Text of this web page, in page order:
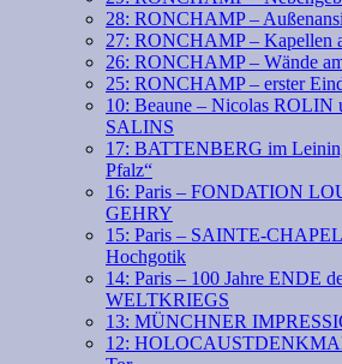
28: RONCHAMP –
27: RONCHAMP – Kapellen
26: RONCHAMP – Wände
25: RONCHAMP – erster
10: Beaune – Nicolas ROLIN
SALINS
17: BATTENBERG im
Pfalz“
16: Paris – FONDATION
GEHRY
15: Paris – SAINTE-
Hochgotik
14: Paris – 100 Jahre ENDE
WELTKRIEGS
13: MÜNCHNER
12: